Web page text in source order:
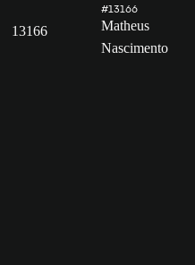
13166
#13166
Matheus
Nascimento